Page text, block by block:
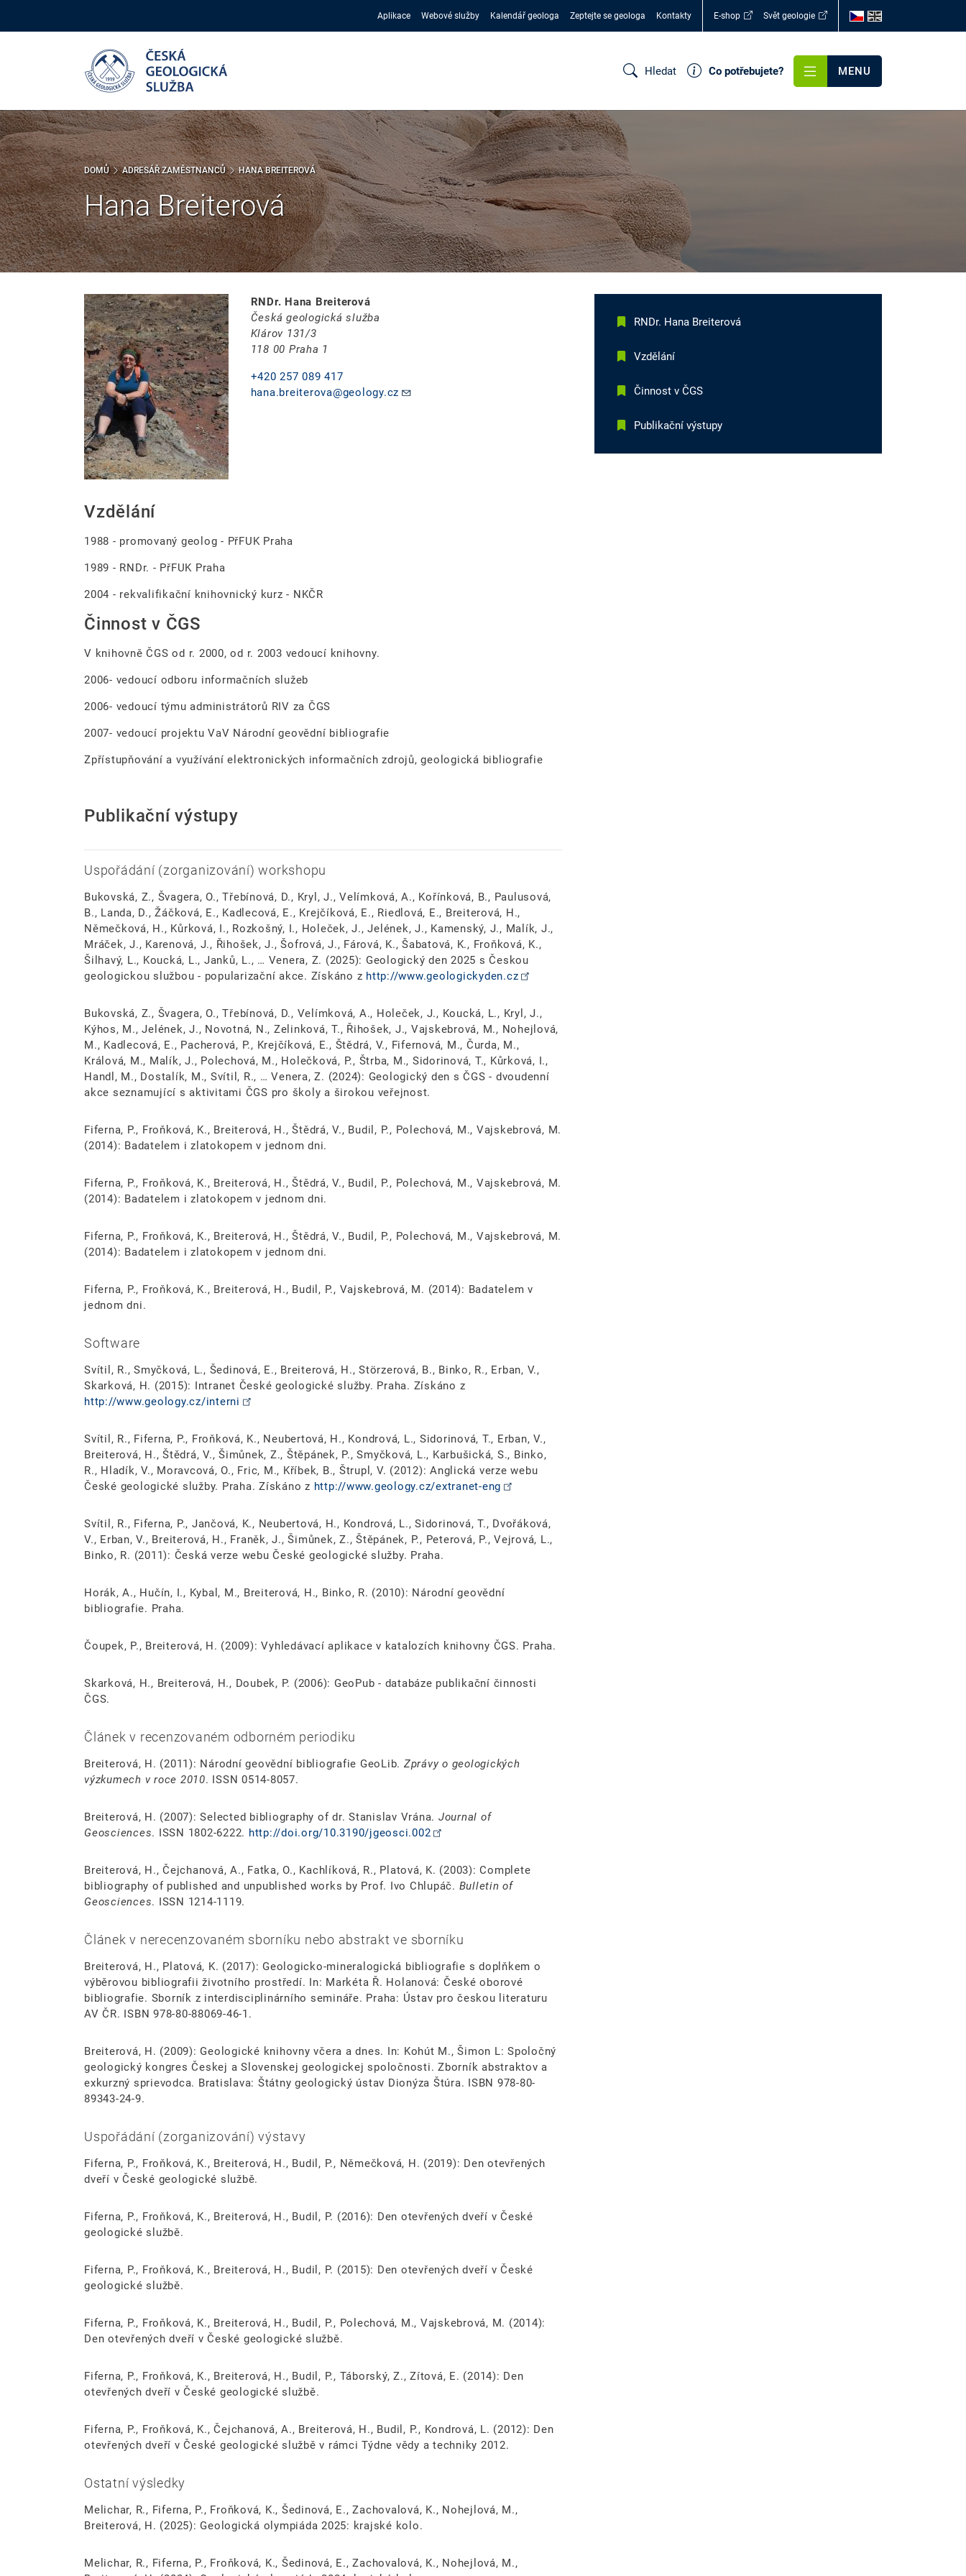
Aplikace Webové služby Kalendář geologa Zeptejte se geologa Kontakty E-shop Svět geologie
Hledat Co potřebujete? MENU
DOMŮ ADRESÁŘ ZAMĚSTNANCŮ HANA BREITEROVÁ
Hana Breiterová
RNDr. Hana Breiterová
Česká geologická služba
Klárov 131/3
118 00 Praha 1
+420 257 089 417
hana.breiterova@geology.cz
Vzdělání
1988 - promovaný geolog - PřFUK Praha
1989 - RNDr. - PřFUK Praha
2004 - rekvalifikační knihovnický kurz - NKČR
Činnost v ČGS
V knihovně ČGS od r. 2000, od r. 2003 vedoucí knihovny.
2006- vedoucí odboru informačních služeb
2006- vedoucí týmu administrátorů RIV za ČGS
2007- vedoucí projektu VaV Národní geovědní bibliografie
Zpřístupňování a využívání elektronických informačních zdrojů, geologická bibliografie
Publikační výstupy
Uspořádání (zorganizování) workshopu
Bukovská, Z., Švagera, O., Třebínová, D., Kryl, J., Velímková, A., Kořínková, B., Paulusová,
B., Landa, D., Žáčková, E., Kadlecová, E., Krejčíková, E., Riedlová, E., Breiterová, H.,
Němečková, H., Kůrková, I., Rozkošný, I., Holeček, J., Jelének, J., Kamenský, J., Malík, J.,
Mráček, J., Karenová, J., Řihošek, J., Šofrová, J., Fárová, K., Šabatová, K., Froňková, K.,
Šilhavý, L., Koucká, L., Janků, L., … Venera, Z. (2025): Geologický den 2025 s Českou
geologickou službou - popularizační akce. Získáno z http://www.geologickyden.cz
Bukovská, Z., Švagera, O., Třebínová, D., Velímková, A., Holeček, J., Koucká, L., Kryl, J.,
Kýhos, M., Jelének, J., Novotná, N., Zelinková, T., Řihošek, J., Vajskebrová, M., Nohejlová,
M., Kadlecová, E., Pacherová, P., Krejčíková, E., Štědrá, V., Fifernová, M., Čurda, M.,
Králová, M., Malík, J., Polechová, M., Holečková, P., Štrba, M., Sidorinová, T., Kůrková, I.,
Handl, M., Dostalík, M., Svítil, R., … Venera, Z. (2024): Geologický den s ČGS - dvoudenní
akce seznamující s aktivitami ČGS pro školy a širokou veřejnost.
Fiferna, P., Froňková, K., Breiterová, H., Štědrá, V., Budil, P., Polechová, M., Vajskebrová, M.
(2014): Badatelem i zlatokopem v jednom dni.
Fiferna, P., Froňková, K., Breiterová, H., Štědrá, V., Budil, P., Polechová, M., Vajskebrová, M.
(2014): Badatelem i zlatokopem v jednom dni.
Fiferna, P., Froňková, K., Breiterová, H., Štědrá, V., Budil, P., Polechová, M., Vajskebrová, M.
(2014): Badatelem i zlatokopem v jednom dni.
Fiferna, P., Froňková, K., Breiterová, H., Budil, P., Vajskebrová, M. (2014): Badatelem v
jednom dni.
Software
Svítil, R., Smyčková, L., Šedinová, E., Breiterová, H., Störzerová, B., Binko, R., Erban, V.,
Skarková, H. (2015): Intranet České geologické služby. Praha. Získáno z
http://www.geology.cz/interni
Svítil, R., Fiferna, P., Froňková, K., Neubertová, H., Kondrová, L., Sidorinová, T., Erban, V.,
Breiterová, H., Štědrá, V., Šimůnek, Z., Štěpánek, P., Smyčková, L., Karbušická, S., Binko,
R., Hladík, V., Moravcová, O., Fric, M., Kříbek, B., Štrupl, V. (2012): Anglická verze webu
České geologické služby. Praha. Získáno z http://www.geology.cz/extranet-eng
Svítil, R., Fiferna, P., Jančová, K., Neubertová, H., Kondrová, L., Sidorinová, T., Dvořáková,
V., Erban, V., Breiterová, H., Franěk, J., Šimůnek, Z., Štěpánek, P., Peterová, P., Vejrová, L.,
Binko, R. (2011): Česká verze webu České geologické služby. Praha.
Horák, A., Hučín, I., Kybal, M., Breiterová, H., Binko, R. (2010): Národní geovědní
bibliografie. Praha.
Čoupek, P., Breiterová, H. (2009): Vyhledávací aplikace v katalozích knihovny ČGS. Praha.
Skarková, H., Breiterová, H., Doubek, P. (2006): GeoPub - databáze publikační činnosti
ČGS.
Článek v recenzovaném odborném periodiku
Breiterová, H. (2011): Národní geovědní bibliografie GeoLib. Zprávy o geologických
výzkumech v roce 2010. ISSN 0514-8057.
Breiterová, H. (2007): Selected bibliography of dr. Stanislav Vrána. Journal of
Geosciences. ISSN 1802-6222. http://doi.org/10.3190/jgeosci.002
Breiterová, H., Čejchanová, A., Fatka, O., Kachlíková, R., Platová, K. (2003): Complete
bibliography of published and unpublished works by Prof. Ivo Chlupáč. Bulletin of
Geosciences. ISSN 1214-1119.
Článek v nerecenzovaném sborníku nebo abstrakt ve sborníku
Breiterová, H., Platová, K. (2017): Geologicko-mineralogická bibliografie s doplňkem o
výběrovou bibliografii životního prostředí. In: Markéta Ř. Holanová: České oborové
bibliografie. Sborník z interdisciplinárního semináře. Praha: Ústav pro českou literaturu
AV ČR. ISBN 978-80-88069-46-1.
Breiterová, H. (2009): Geologické knihovny včera a dnes. In: Kohút M., Šimon L: Spoločný
geologický kongres Českej a Slovenskej geologickej spoločnosti. Zborník abstraktov a
exkurzný sprievodca. Bratislava: Štátny geologický ústav Dionýza Štúra. ISBN 978-80-
89343-24-9.
Uspořádání (zorganizování) výstavy
Fiferna, P., Froňková, K., Breiterová, H., Budil, P., Němečková, H. (2019): Den otevřených
dveří v České geologické službě.
Fiferna, P., Froňková, K., Breiterová, H., Budil, P. (2016): Den otevřených dveří v České
geologické službě.
Fiferna, P., Froňková, K., Breiterová, H., Budil, P. (2015): Den otevřených dveří v České
geologické službě.
Fiferna, P., Froňková, K., Breiterová, H., Budil, P., Polechová, M., Vajskebrová, M. (2014):
Den otevřených dveří v České geologické službě.
Fiferna, P., Froňková, K., Breiterová, H., Budil, P., Táborský, Z., Zítová, E. (2014): Den
otevřených dveří v České geologické službě.
Fiferna, P., Froňková, K., Čejchanová, A., Breiterová, H., Budil, P., Kondrová, L. (2012): Den
otevřených dveří v České geologické službě v rámci Týdne vědy a techniky 2012.
Ostatní výsledky
Melichar, R., Fiferna, P., Froňková, K., Šedinová, E., Zachovalová, K., Nohejlová, M.,
Breiterová, H. (2025): Geologická olympiáda 2025: krajské kolo.
Melichar, R., Fiferna, P., Froňková, K., Šedinová, E., Zachovalová, K., Nohejlová, M.,
RNDr. Hana Breiterová
Vzdělání
Činnost v ČGS
Publikační výstupy